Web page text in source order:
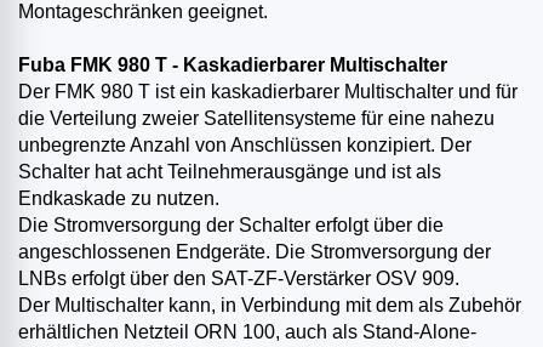
Montageschränken geeignet.
Fuba FMK 980 T - Kaskadierbarer Multischalter
Der FMK 980 T ist ein kaskadierbarer Multischalter und für
die Verteilung zweier Satellitensysteme für eine nahezu
unbegrenzte Anzahl von Anschlüssen konzipiert. Der
Schalter hat acht Teilnehmerausgänge und ist als
Endkaskade zu nutzen.
Die Stromversorgung der Schalter erfolgt über die
angeschlossenen Endgeräte. Die Stromversorgung der
LNBs erfolgt über den SAT-ZF-Verstärker OSV 909.
Der Multischalter kann, in Verbindung mit dem als Zubehör
erhältlichen Netzteil ORN 100, auch als Stand-Alone-